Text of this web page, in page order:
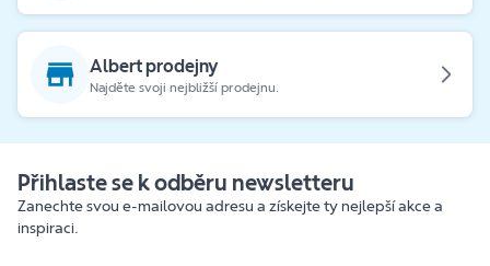
Albert prodejny
Najděte svoji nejbližší prodejnu.
Přihlaste se k odběru newsletteru
Zanechte svou e-mailovou adresu a získejte ty nejlepší akce a
inspiraci.